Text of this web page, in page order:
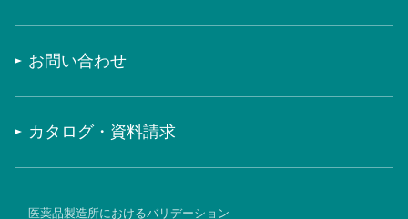
お問い合わせ
カタログ・資料請求
医薬品製造所におけるバリデーション